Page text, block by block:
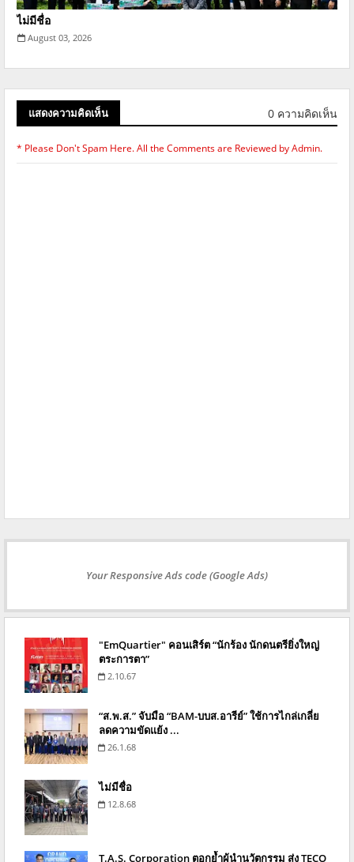
ไม่มีชื่อ
August 03, 2026
แสดงความคิดเห็น 0 ความคิดเห็น
* Please Don't Spam Here. All the Comments are Reviewed by Admin.
Your Responsive Ads code (Google Ads)
"EmQuartier" คอนเสิร์ต “นักร้อง นักดนตรียิ่งใหญ่
ตระการตา”
2.10.67
“ส.พ.ส.” จับมือ “BAM-บบส.อารีย์” ใช้การไกล่เกลี่ย
ลดความขัดแย้ง ...
26.1.68
ไม่มีชื่อ
12.8.68
T.A.S. Corporation ตอกย้ำผู้นำนวัตกรรม ส่ง TECO